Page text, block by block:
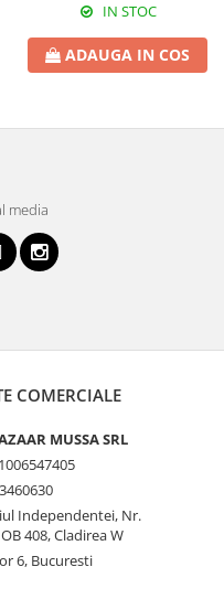
IN STOC
ADAUGA IN COS
media
COMERCIALE
MUSSA SRL
Independentei, Nr.
408, Cladirea W
6, Bucuresti